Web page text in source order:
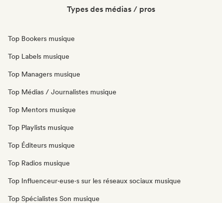
Types des médias / pros
Top Bookers musique
Top Labels musique
Top Managers musique
Top Médias / Journalistes musique
Top Mentors musique
Top Playlists musique
Top Éditeurs musique
Top Radios musique
Top Influenceur·euse·s sur les réseaux sociaux musique
Top Spécialistes Son musique